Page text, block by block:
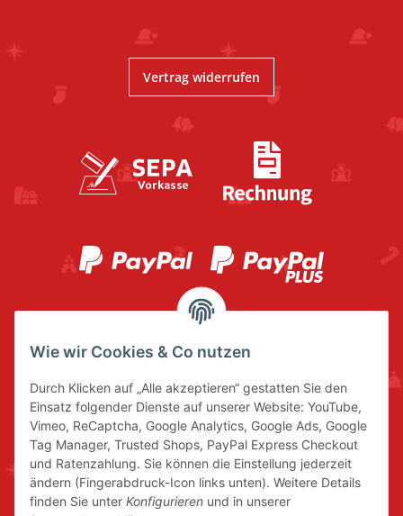
Vertrag widerrufen
Wie wir Cookies & Co nutzen
Durch Klicken auf „Alle akzeptieren“ gestatten Sie den
Einsatz folgender Dienste auf unserer Website: YouTube,
Vimeo, ReCaptcha, Google Analytics, Google Ads, Google
Tag Manager, Trusted Shops, PayPal Express Checkout
und Ratenzahlung. Sie können die Einstellung jederzeit
ändern (Fingerabdruck-Icon links unten). Weitere Details
finden Sie unter Konfigurieren und in unserer